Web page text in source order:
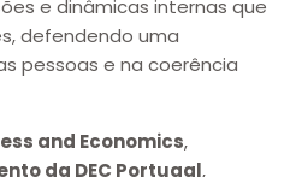
e dinâmicas internas que
defendendo uma
pessoas e na coerência
and Economics,
da DEC Portugal,